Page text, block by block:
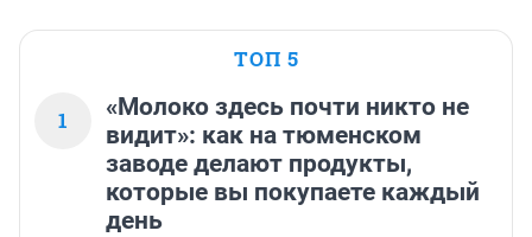
ТОП 5
1
«Молоко здесь почти никто не
видит»: как на тюменском
заводе делают продукты,
которые вы покупаете каждый
день